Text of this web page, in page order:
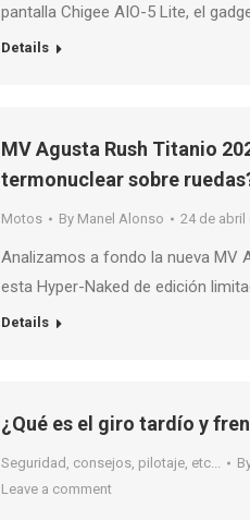
pantalla Chigee AIO-5 Lite, el
Details
MV Agusta Rush Titanio
termonuclear sobre
Motos By Manel Alonso 24 de abril
Analizamos a fondo la nueva MV
esta Hyper-Naked de edición
Details
¿Qué es el giro tardío y
Seguridad, consejos, pilotaje, etc...
Leave a comment